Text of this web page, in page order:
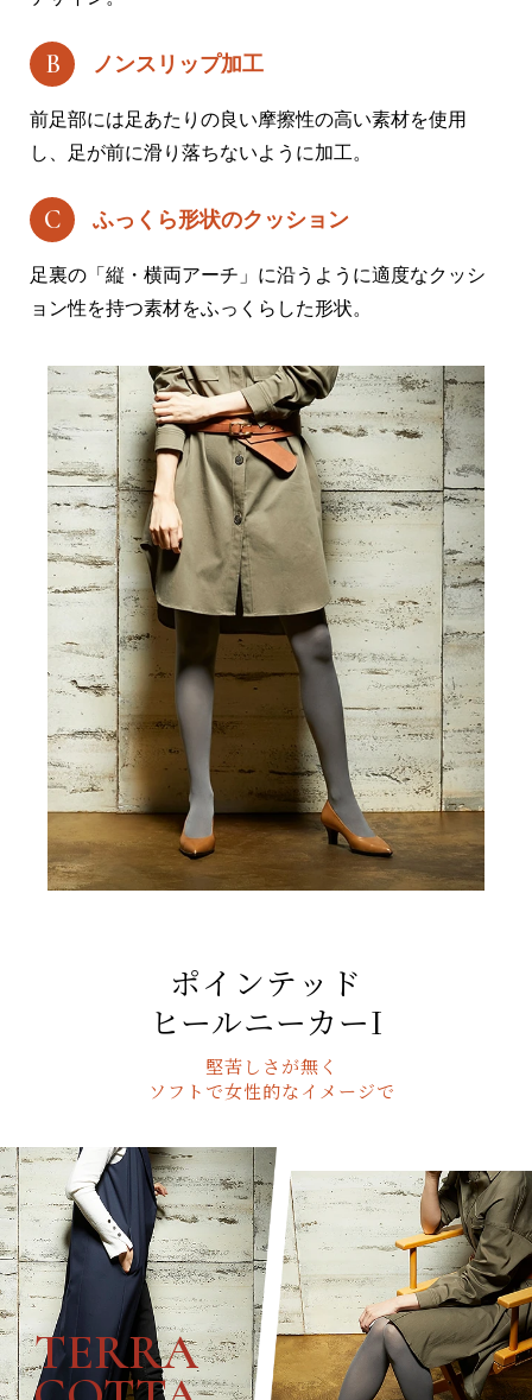
ノンスリップ加工
前足部には足あたりの良い摩擦性の高い素材を使用
し、足が前に滑り落ちないように加工。
ふっくら形状のクッション
足裏の「縦・横両アーチ」に沿うように適度なクッシ
ョン性を持つ素材をふっくらした形状。
ポインテッド
ヒールニーカーI
堅苦しさが無く
ソフトで女性的なイメージで
TERRA